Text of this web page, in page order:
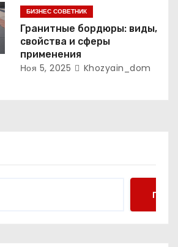
БИЗНЕС СОВЕТНИК
Гранитные бордюры: виды,
свойства и сферы
применения
Ноя 5, 2025 Khozyain_dom
Поиск